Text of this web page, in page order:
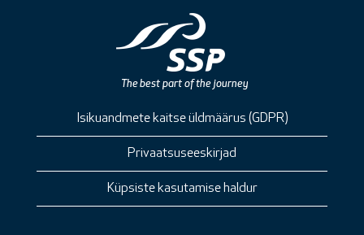
Isikuandmete kaitse üldmäärus (GDPR)
Privaatsuseeskirjad
Küpsiste kasutamise haldur